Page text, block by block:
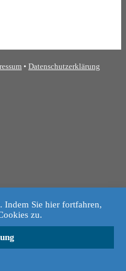
• Datenschutzerklärung
Indem Sie hier fortfahren,
zu.